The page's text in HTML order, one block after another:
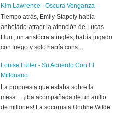
Kim Lawrence - Oscura Venganza
Tiempo atrás, Emily Stapely había
anhelado atraer la atención de Lucas
Hunt, un aristócrata inglés; había jugado
con fuego y solo había cons...
Louise Fuller - Su Acuerdo Con El
Millonario
La propuesta que estaba sobre la
mesa… ¡iba acompañada de un anillo
de millones! La socorrista Ondine Wilde